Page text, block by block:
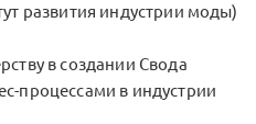
развития индустрии моды)
в создании Свода
процессами в индустрии